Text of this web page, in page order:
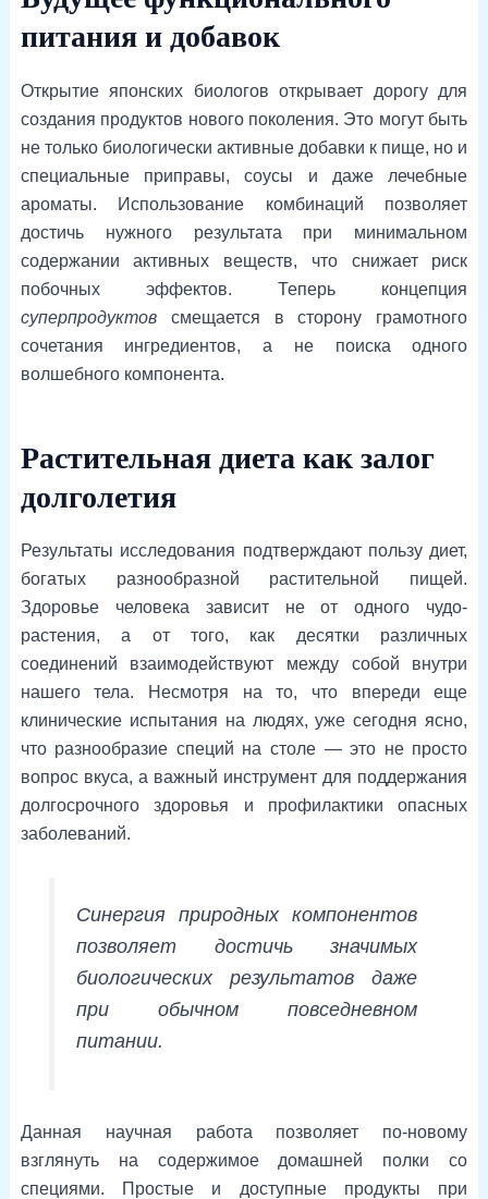
питания и добавок
Открытие японских биологов открывает дорогу для
создания продуктов нового поколения. Это могут быть
не только биологически активные добавки к пище, но и
специальные приправы, соусы и даже лечебные
ароматы. Использование комбинаций позволяет
достичь нужного результата при минимальном
содержании активных веществ, что снижает риск
побочных эффектов. Теперь концепция
суперпродуктовсмещается в сторону грамотного
сочетания ингредиентов, а не поиска одного
волшебного компонента.
Растительная диета как залог
долголетия
Результаты исследования подтверждают пользу диет,
богатых разнообразной растительной пищей.
Здоровье человека зависит не от одного чудо-
растения, а от того, как десятки различных
соединений взаимодействуют между собой внутри
нашего тела. Несмотря на то, что впереди еще
клинические испытания на людях, уже сегодня ясно,
что разнообразие специй на столе — это не просто
вопрос вкуса, а важный инструмент для поддержания
долгосрочного здоровья и профилактики опасных
заболеваний.
Синергия природных компонентов
позволяет достичь значимых
биологических результатов даже
при обычном повседневном
питании.
Данная научная работа позволяет по-новому
взглянуть на содержимое домашней полки со
специями. Простые и доступные продукты при